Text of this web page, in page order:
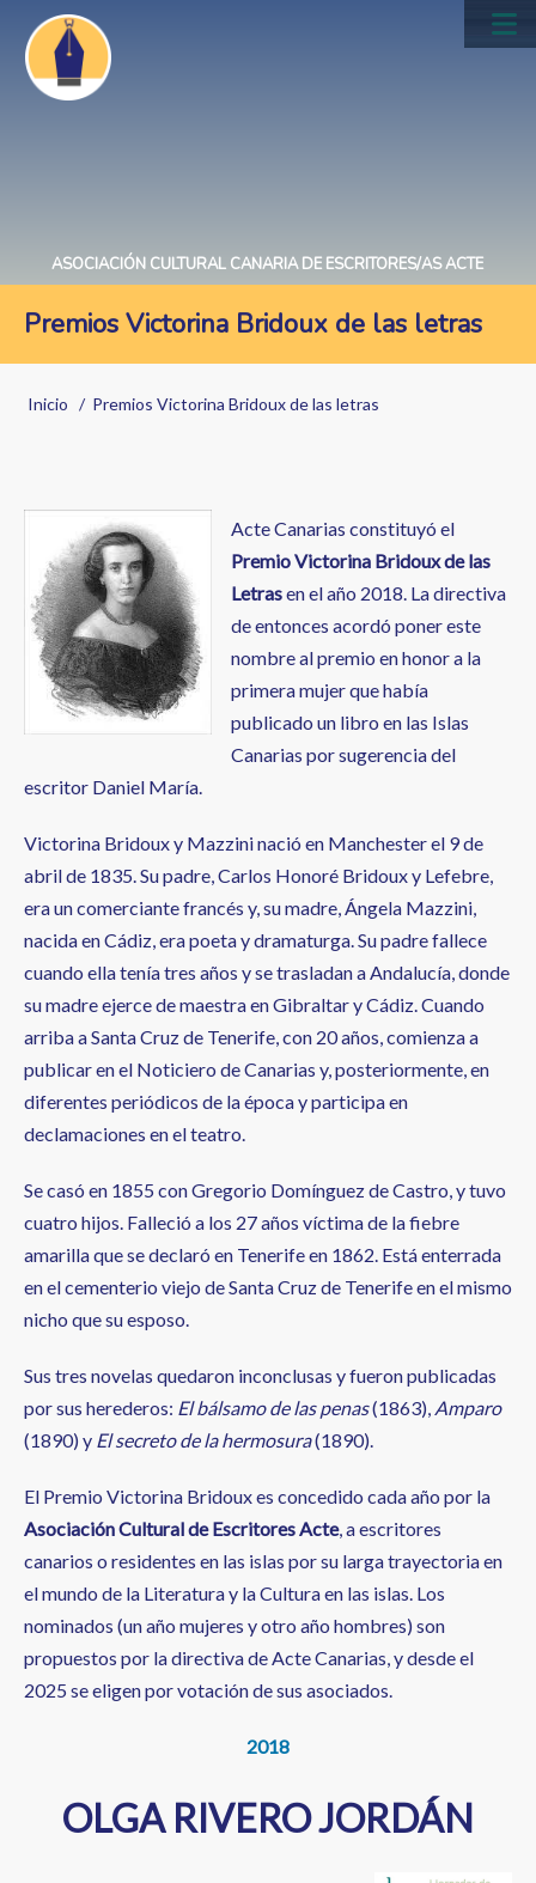
Pasar
contenido
principal
ASOCIACIÓN CULTURAL CANARIA DE ESCRITORES/AS ACTE
Premios Victorina Bridoux de las letras
Sobrescribir
ayuda
a
la
navegación
Inicio Premios Victorina Bridoux de las letras
Acte Canarias constituyó el
Premio Victorina Bridoux de las
Letrasen el año 2018. La directiva
de entonces acordó poner este
nombre al premio en honor a la
primera mujer que había
publicado un libro en las Islas
Canarias por sugerencia del
escritor Daniel María.
Victorina Bridoux y Mazzini nació en Manchester el 9 de
abril de 1835. Su padre, Carlos Honoré Bridoux y Lefebre,
era un comerciante francés y, su madre, Ángela Mazzini,
nacida en Cádiz, era poeta y dramaturga. Su padre fallece
cuando ella tenía tres años y se trasladan a Andalucía, donde
su madre ejerce de maestra en Gibraltar y Cádiz. Cuando
arriba a Santa Cruz de Tenerife, con 20 años, comienza a
publicar en el Noticiero de Canarias y, posteriormente, en
diferentes periódicos de la época y participa en
declamaciones en el teatro.
Se casó en 1855 con Gregorio Domínguez de Castro, y tuvo
cuatro hijos. Falleció a los 27 años víctima de la fiebre
amarilla que se declaró en Tenerife en 1862. Está enterrada
en el cementerio viejo de Santa Cruz de Tenerife en el mismo
nicho que su esposo.
Sus tres novelas quedaron inconclusas y fueron publicadas
por sus herederos: El bálsamo de las penas(1863), Amparo
(1890) y El secreto de la hermosura(1890).
El Premio Victorina Bridoux es concedido cada año por la
Asociación Cultural de Escritores Acte, a escritores
canarios o residentes en las islas por su larga trayectoria en
el mundo de la Literatura y la Cultura en las islas. Los
nominados (un año mujeres y otro año hombres) son
propuestos por la directiva de Acte Canarias, y desde el
2025 se eligen por votación de sus asociados.
2018
OLGA RIVERO JORDÁN